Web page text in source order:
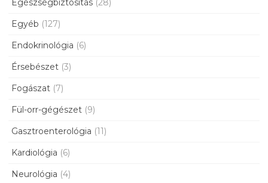
Egészségbiztosítás (28)
Egyéb (127)
Endokrinológia (6)
Érsebészet (3)
Fogászat (7)
Fül-orr-gégészet (9)
Gasztroenterológia (11)
Kardiológia (6)
Neurológia (4)